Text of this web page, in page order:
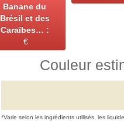
Banane du
Brésil et des
Caraïbes… :
€
Couleur
*Varie selon les ingrédients utilisés, les